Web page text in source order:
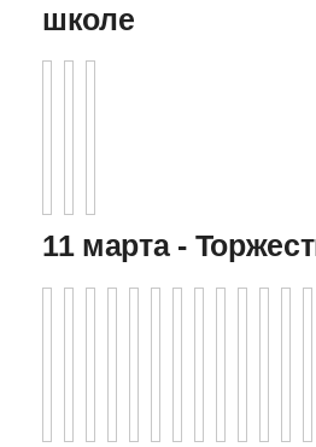
школе
11 марта -